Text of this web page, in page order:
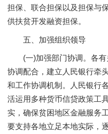
担保、联合担保以及担保与
供扶贫开发融资担保。
五、加强组织领导
(一)加强部门协调。各
协调配合，建立人民银行牵
和工作协调机制。人民银行
活运用多种货币信贷政策工
实，确保贫困地区金融服务
要支持各地立足本地实际，